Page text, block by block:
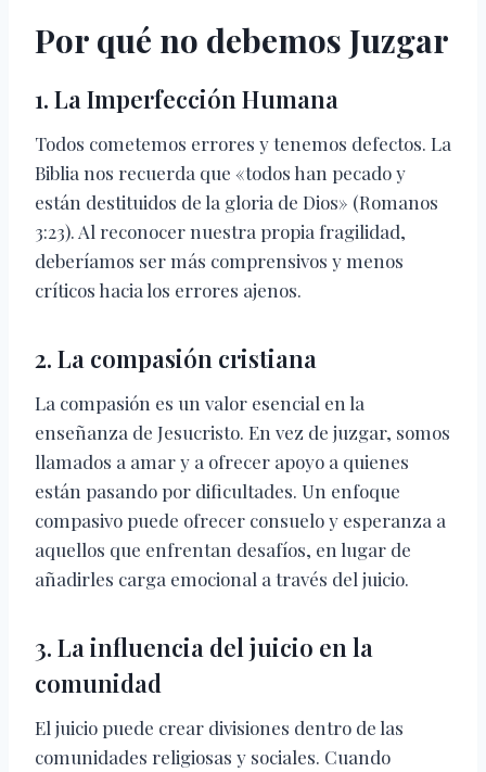
Por qué no debemos Juzgar
1. La Imperfección Humana
Todos cometemos errores y tenemos defectos. La
Biblia nos recuerda que «todos han pecado y
están destituidos de la gloria de Dios» (Romanos
3:23). Al reconocer nuestra propia fragilidad,
deberíamos ser más comprensivos y menos
críticos hacia los errores ajenos.
2. La compasión cristiana
La compasión es un valor esencial en la
enseñanza de Jesucristo. En vez de juzgar, somos
llamados a amar y a ofrecer apoyo a quienes
están pasando por dificultades. Un enfoque
compasivo puede ofrecer consuelo y esperanza a
aquellos que enfrentan desafíos, en lugar de
añadirles carga emocional a través del juicio.
3. La influencia del juicio en la
comunidad
El juicio puede crear divisiones dentro de las
comunidades religiosas y sociales. Cuando